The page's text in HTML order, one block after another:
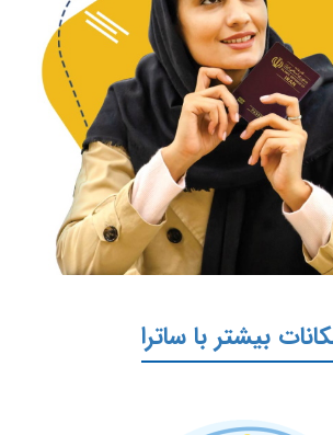
بیشتر با ساترا